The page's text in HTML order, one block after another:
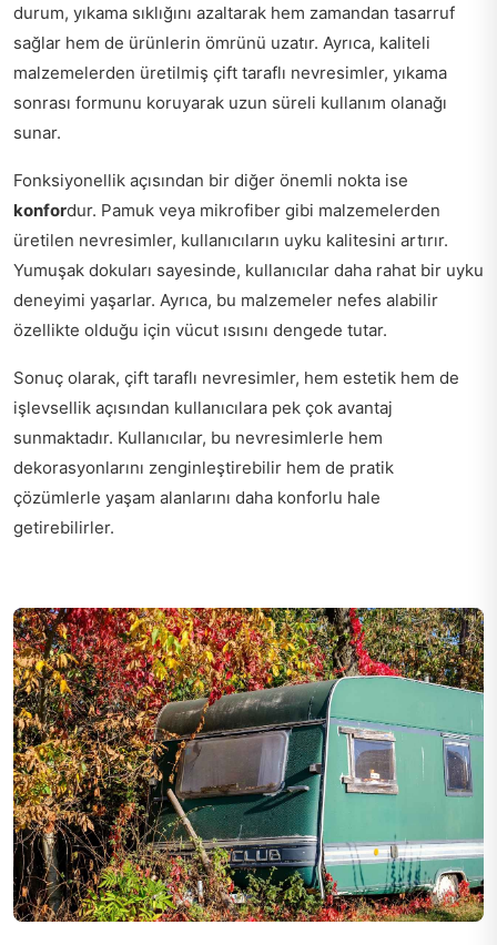
durum, yıkama sıklığını azaltarak hem zamandan tasarruf
sağlar hem de ürünlerin ömrünü uzatır. Ayrıca, kaliteli
malzemelerden üretilmiş çift taraflı nevresimler, yıkama
sonrası formunu koruyarak uzun süreli kullanım olanağı
sunar.
Fonksiyonellik açısından bir diğer önemli nokta ise
konfordur. Pamuk veya mikrofiber gibi malzemelerden
üretilen nevresimler, kullanıcıların uyku kalitesini artırır.
Yumuşak dokuları sayesinde, kullanıcılar daha rahat bir uyku
deneyimi yaşarlar. Ayrıca, bu malzemeler nefes alabilir
özellikte olduğu için vücut ısısını dengede tutar.
Sonuç olarak, çift taraflı nevresimler, hem estetik hem de
işlevsellik açısından kullanıcılara pek çok avantaj
sunmaktadır. Kullanıcılar, bu nevresimlerle hem
dekorasyonlarını zenginleştirebilir hem de pratik
çözümlerle yaşam alanlarını daha konforlu hale
getirebilirler.